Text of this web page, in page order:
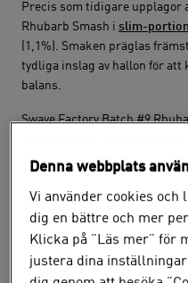
Precis som tidigare upplagor
Rhubarb Smash i slim-
(1,1%). Smaken präglas
tydliga inslag av hallon för att
balans.
Swave Factory Batch #9
Läs nästa inlägg
9 juli 2026
Utgående ZYN och
Denna webbplats
Vi använder cookies
dig en bättre och mer
Klicka på ”Läs mer” för
justera dina